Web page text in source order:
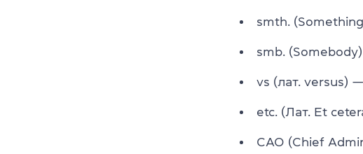
smth.
smb.
vs (лат. versus)
etc. (Лат. Et
CAO (Chief